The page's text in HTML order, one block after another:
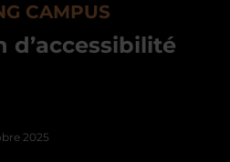
CAMPUS
d’accessibilité
2025